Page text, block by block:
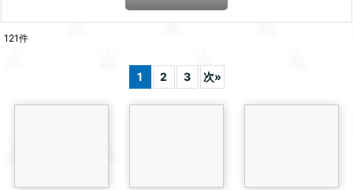
121件
1 2 3 次»